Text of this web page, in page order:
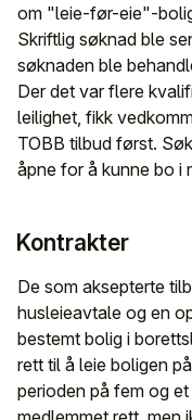
om "leie-før-eie"-
Skriftlig søknad ble
søknaden ble
Der det var flere
leilighet, fikk
TOBB tilbud først.
åpne for å kunne bo i
Kontrakter
De som aksepterte
husleieavtale og en
bestemt bolig i
rett til å leie boligen
perioden på fem og